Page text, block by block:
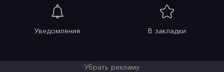
Уведомления В закладки
Убрать рекламу